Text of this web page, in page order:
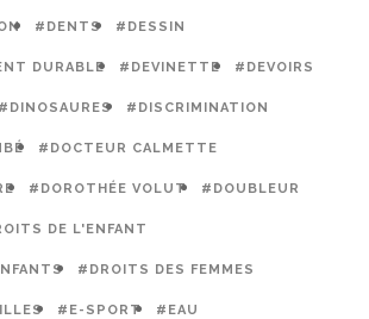
#DENTS #DESSIN
DURABLE #DEVINETTE #DEVOIRS
#DINOSAURES #DISCRIMINATION
#DOCTEUR CALMETTE
#DOROTHÉE VOLUT #DOUBLEUR
DE L'ENFANT
#DROITS DES FEMMES
#E-SPORT #EAU